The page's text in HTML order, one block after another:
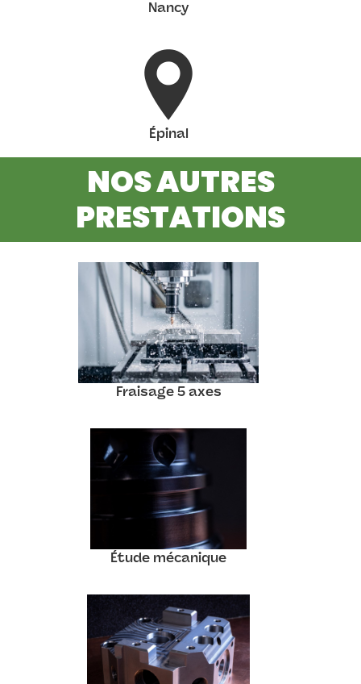
Nancy
Épinal
NOS AUTRES
PRESTATIONS
Fraisage 5 axes
Étude mécanique